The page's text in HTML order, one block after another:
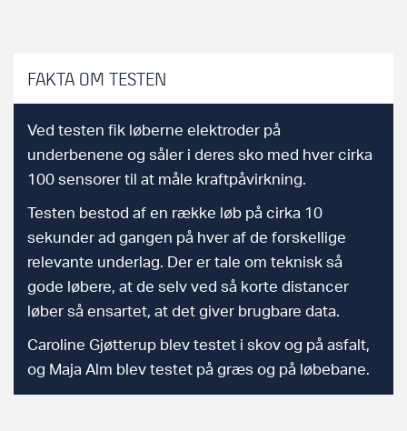
FAKTA OM TESTEN
Ved testen fik løberne elektroder på
underbenene og såler i deres sko med hver cirka
100 sensorer til at måle kraftpåvirkning.
Testen bestod af en række løb på cirka 10
sekunder ad gangen på hver af de forskellige
relevante underlag. Der er tale om teknisk så
gode løbere, at de selv ved så korte distancer
løber så ensartet, at det giver brugbare data.
Caroline Gjøtterup blev testet i skov og på asfalt,
og Maja Alm blev testet på græs og på løbebane.